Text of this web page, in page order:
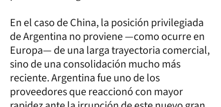
En el caso de China, la posición privilegiada
de Argentina no proviene —como ocurre en
Europa— de una larga trayectoria comercial,
sino de una consolidación mucho más
reciente. Argentina fue uno de los
proveedores que reaccionó con mayor